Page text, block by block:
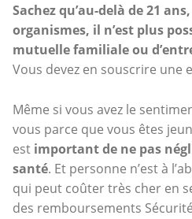
Sachez qu’au-delà de 21
organismes, il n’est plus
mutuelle familiale ou
Vous devez en souscrire une
Même si vous avez le
vous parce que vous êtes
est important de ne pas
santé. Et personne n’est à
qui peut coûter très cher en
des remboursements